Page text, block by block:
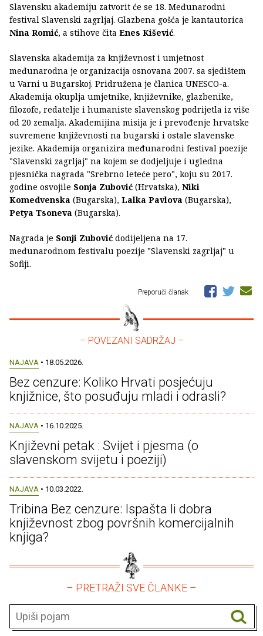
Slavensku akademiju zatvorit će se 18. Međunarodni
festival Slavenski zagrljaj. Glazbena gošća je kantautorica
Nina Romić, a stihove čita Enes Kišević.
Slavenska akademija za književnost i umjetnost
međunarodna je organizacija osnovana 2007. sa sjedištem
u Varni u Bugarskoj. Pridružena je članica UNESCO-a.
Akademija okuplja umjetnike, književnike, glazbenike,
filozofe, redatelje i humaniste slavenskog podrijetla iz više
od 20 zemalja. Akademijina misija je i prevođenje hrvatske
suvremene književnosti na bugarski i ostale slavenske
jezike. Akademija organizira međunarodni festival poezije
"Slavenski zagrljaj" na kojem se dodjeljuje i ugledna
pjesnička nagrada "Srebrno leteće pero", koju su 2017.
godine osvojile Sonja Zubović (Hrvatska), Niki
Komedvenska (Bugarska), Lalka Pavlova (Bugarska),
Petya Tsoneva (Bugarska).
Nagrada je Sonji Zubović dodijeljena na 17.
međunarodnom festivalu poezije "Slavenski zagrljaj" u
Sofiji.
Preporuči članak
– POVEZANI SADRŽAJ –
NAJAVA • 18.05.2026.
Bez cenzure: Koliko Hrvati posjećuju
knjižnice, što posuđuju mladi i odrasli?
NAJAVA • 16.10.2025.
Književni petak : Svijet i pjesma (o
slavenskom svijetu i poeziji)
NAJAVA • 10.03.2022.
Tribina Bez cenzure: Ispašta li dobra
književnost zbog površnih komercijalnih
knjiga?
– PRETRAŽI SVE ČLANKE –